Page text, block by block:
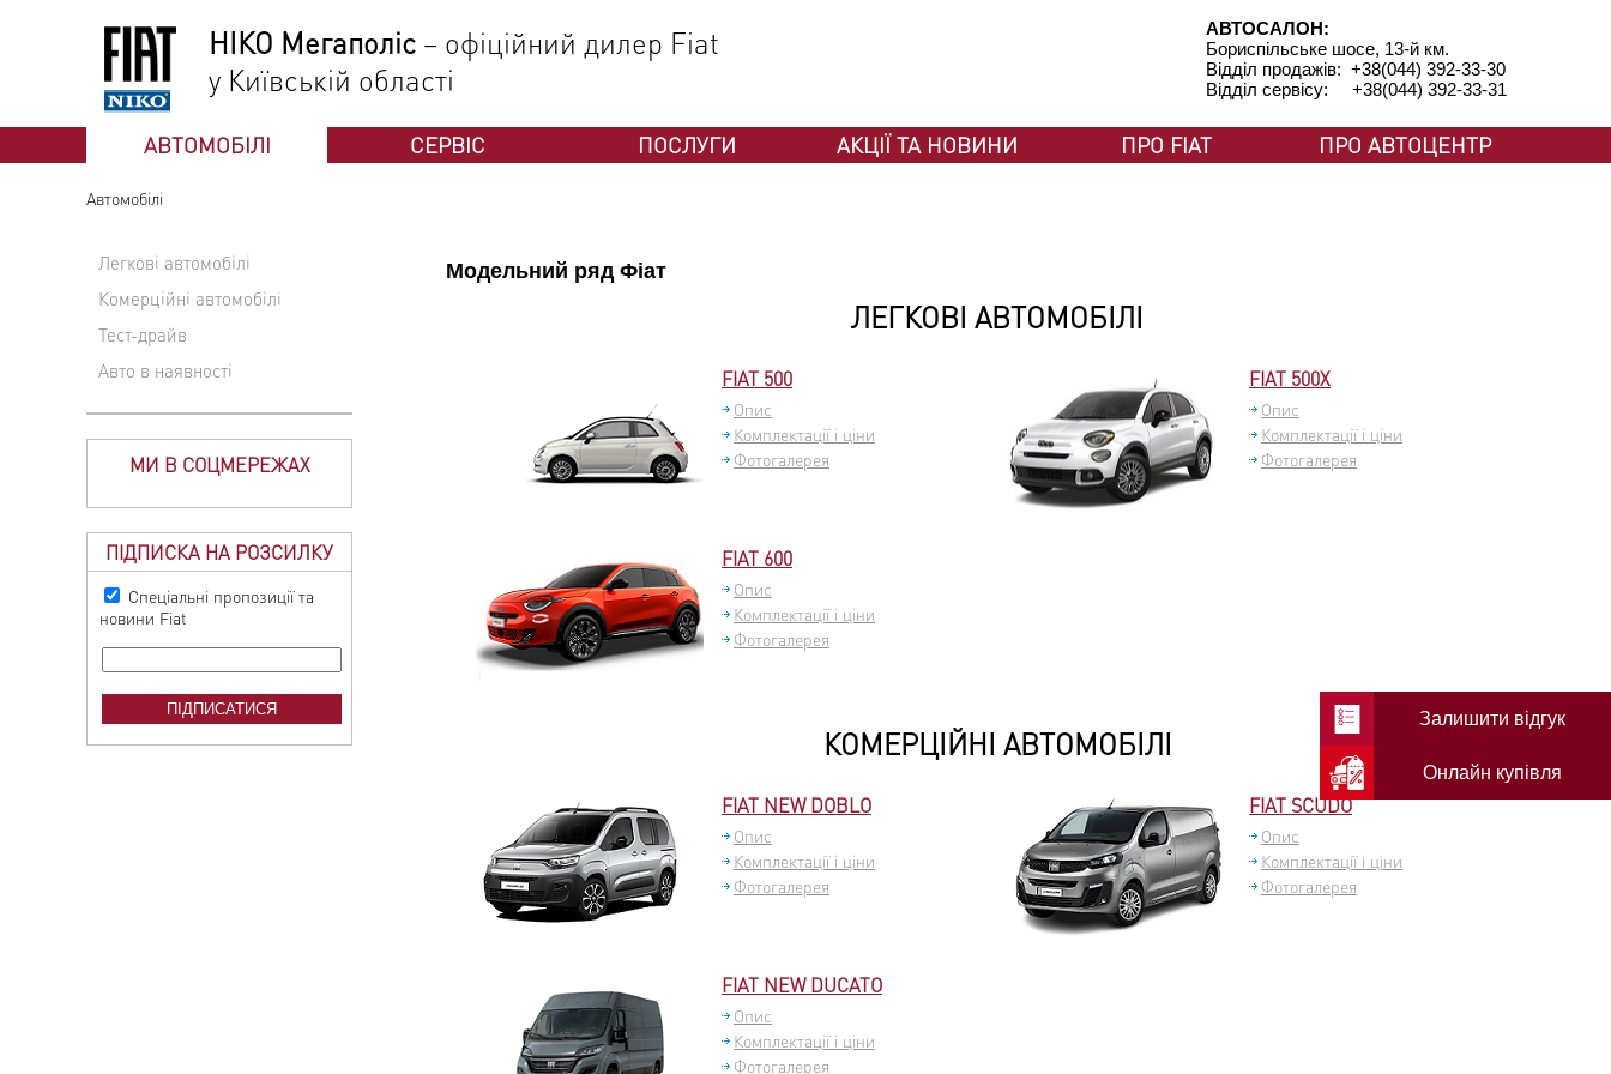
НІКО Мегаполіс – офіційний дилер Fiat
у Київській області
АВТОСАЛОН:
Бориспільське шосе, 13-й км.
Відділ продажів: +38(044) 392-33-30
Відділ сервісу: +38(044) 392-33-31
АВТОМОБІЛІ СЕРВІС ПОСЛУГИ АКЦІЇ ТА НОВИНИ ПРО FIAT ПРО АВТОЦЕНТР
Автомобілі
Легкові автомобілі
Комерційні автомобілі
Тест-драйв
Авто в наявності
МИ В СОЦМЕРЕЖАХ
ПІДПИСКА НА РОЗСИЛКУ
Спеціальні пропозиції та
новини Fiat
Модельний ряд Фіат
ЛЕГКОВІ АВТОМОБІЛІ
FIAT 500
Опис
Комплектації і ціни
Фотогалерея
FIAT 500X
Опис
Комплектації і ціни
Фотогалерея
FIAT 600
Опис
Комплектації і ціни
Фотогалерея
КОМЕРЦІЙНІ АВТОМОБІЛІ
FIAT NEW DOBLO
Опис
Комплектації і ціни
Фотогалерея
FIAT SCUDO
Опис
Комплектації і ціни
Фотогалерея
FIAT NEW DUCATO
Опис
Комплектації і ціни
Фотогалерея
Залишити відгук
Онлайн купівля